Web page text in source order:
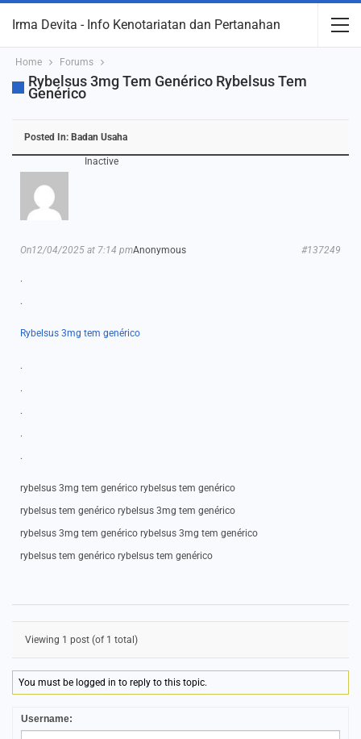
Irma Devita - Info Kenotariatan dan Pertanahan
Home Forums
Rybelsus 3mg Tem Genérico Rybelsus Tem
Genérico
Posted In: Badan Usaha
Inactive
Anonymous
On12/04/2025 at 7:14 pm #137249
.
.
Rybelsus 3mg tem genérico
.
.
.
.
.
rybelsus 3mg tem genérico rybelsus tem genérico
rybelsus tem genérico rybelsus 3mg tem genérico
rybelsus 3mg tem genérico rybelsus 3mg tem genérico
rybelsus tem genérico rybelsus tem genérico
Viewing 1 post (of 1 total)
You must be logged in to reply to this topic.
Username: